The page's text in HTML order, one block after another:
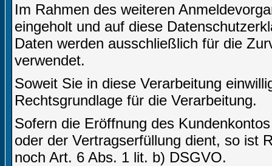
Im Rahmen des weiteren
eingeholt und auf diese
Daten werden ausschließlich für die
verwendet.
Soweit Sie in diese Verarbeitung
Rechtsgrundlage für die Verarbeitung.
Sofern die Eröffnung des
oder der Vertragserfüllung dient, so ist
noch Art. 6 Abs. 1 lit. b) DSGVO.